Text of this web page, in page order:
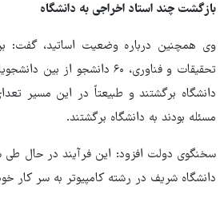
بازگشت چند استاد اخراجی به دانشگاه
وی همچنین درباره وضعیت اساتید، گفت:
تحقیقات و فناوری، ۶۰ دانشجو از
دانشگاه برگشتند و طبیعتاً در این مسیر
مسئله بودند به دانشگاه برگشتند.
سخنگوی دولت افزود: این فرآیند در حال طی
دانشگاه شریف در رشته کامپیوتر به سر کار